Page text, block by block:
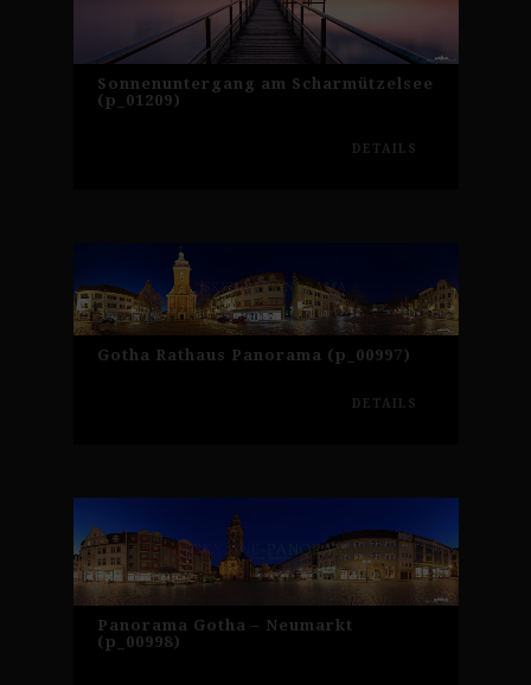
Sonnenuntergang am Scharmützelsee
(p_01209)
DETAILS
Gotha Rathaus Panorama (p_00997)
DETAILS
Panorama Gotha – Neumarkt
(p_00998)